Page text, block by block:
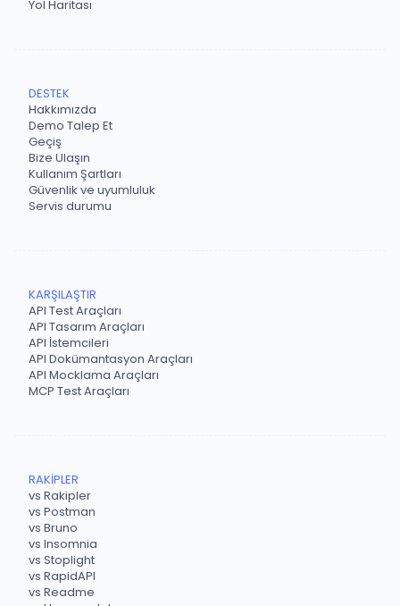
Yol Haritası
DESTEK
Hakkımızda
Demo Talep Et
Geçiş
Bize Ulaşın
Kullanım Şartları
Güvenlik ve uyumluluk
Servis durumu
KARŞILAŞTIR
API Test Araçları
API Tasarım Araçları
API İstemcileri
API Dokümantasyon Araçları
API Mocklama Araçları
MCP Test Araçları
RAKİPLER
vs Rakipler
vs Postman
vs Bruno
vs Insomnia
vs Stoplight
vs RapidAPI
vs Readme